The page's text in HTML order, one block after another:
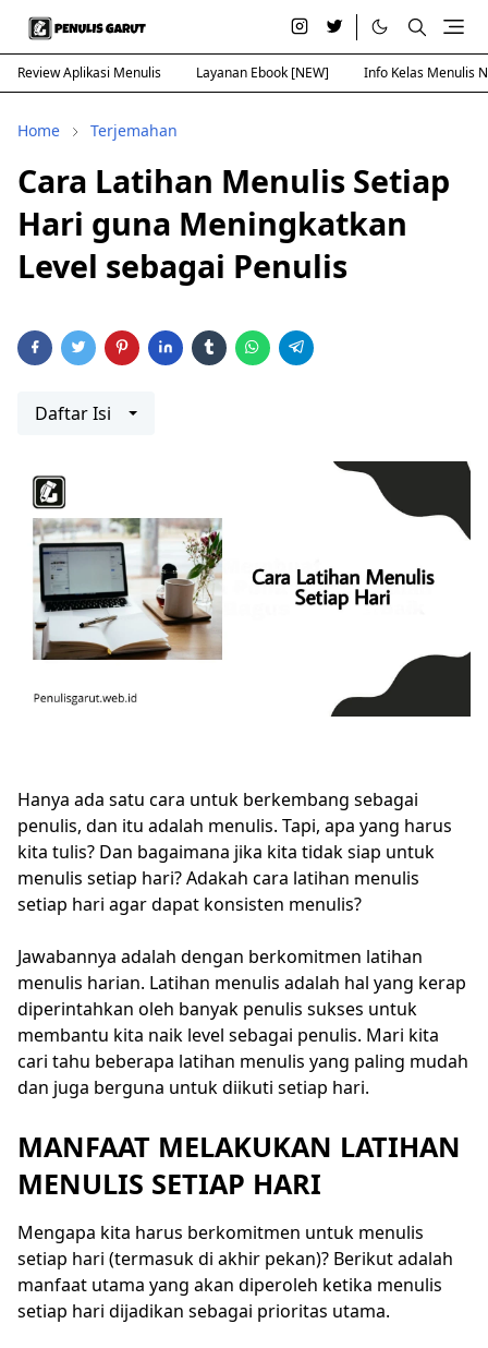
Review Aplikasi Menulis Layanan Ebook [NEW] Info Kelas Menulis
Home Terjemahan
Cara Latihan Menulis Setiap
Hari guna Meningkatkan
Level sebagai Penulis
Daftar Isi
Hanya ada satu cara untuk berkembang sebagai
penulis, dan itu adalah menulis. Tapi, apa yang harus
kita tulis? Dan bagaimana jika kita tidak siap untuk
menulis setiap hari? Adakah cara latihan menulis
setiap hari agar dapat konsisten menulis?
Jawabannya adalah dengan berkomitmen latihan
menulis harian. Latihan menulis adalah hal yang kerap
diperintahkan oleh banyak penulis sukses untuk
membantu kita naik level sebagai penulis. Mari kita
cari tahu beberapa latihan menulis yang paling mudah
dan juga berguna untuk diikuti setiap hari.
MANFAAT MELAKUKAN LATIHAN
MENULIS SETIAP HARI
Mengapa kita harus berkomitmen untuk menulis
setiap hari (termasuk di akhir pekan)? Berikut adalah
manfaat utama yang akan diperoleh ketika menulis
setiap hari dijadikan sebagai prioritas utama.